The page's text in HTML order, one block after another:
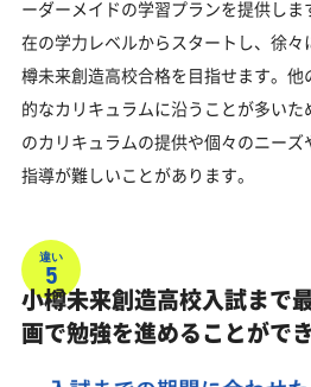
ーダーメイドの学習プランを提供し
在の学力レベルからスタートし、徐
樽未来創造高校合格を目指せます。
的なカリキュラムに沿うことが多い
のカリキュラムの提供や個々のニー
指導が難しいことがあります。
違い
5
小樽未来創造高校入試まで
画で勉強を進めることがで